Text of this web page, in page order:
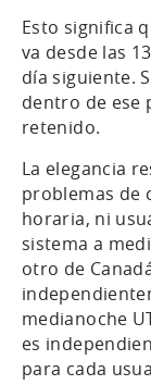
Esto significa
va desde las
día siguiente.
dentro de ese
retenido.
La elegancia
problemas de
horaria, ni
sistema a
otro de
medianoche
es
para cada